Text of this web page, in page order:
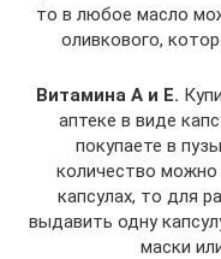
то в любое масло
оливкового,
Витамина А и Е.
аптеке в виде
покупаете в
количество
капсулах, то для
выдавить одну
маски